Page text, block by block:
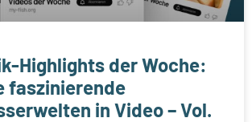
Highlights der Woche:
faszinierende
in Video – Vol.